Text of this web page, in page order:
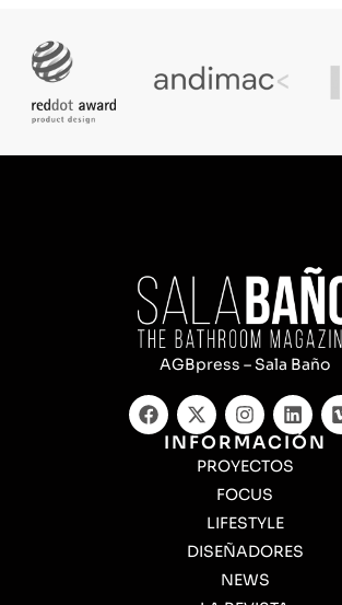
AGBpress – Sala Baño
INFORMACIÓN
PROYECTOS
FOCUS
LIFESTYLE
DISEÑADORES
NEWS